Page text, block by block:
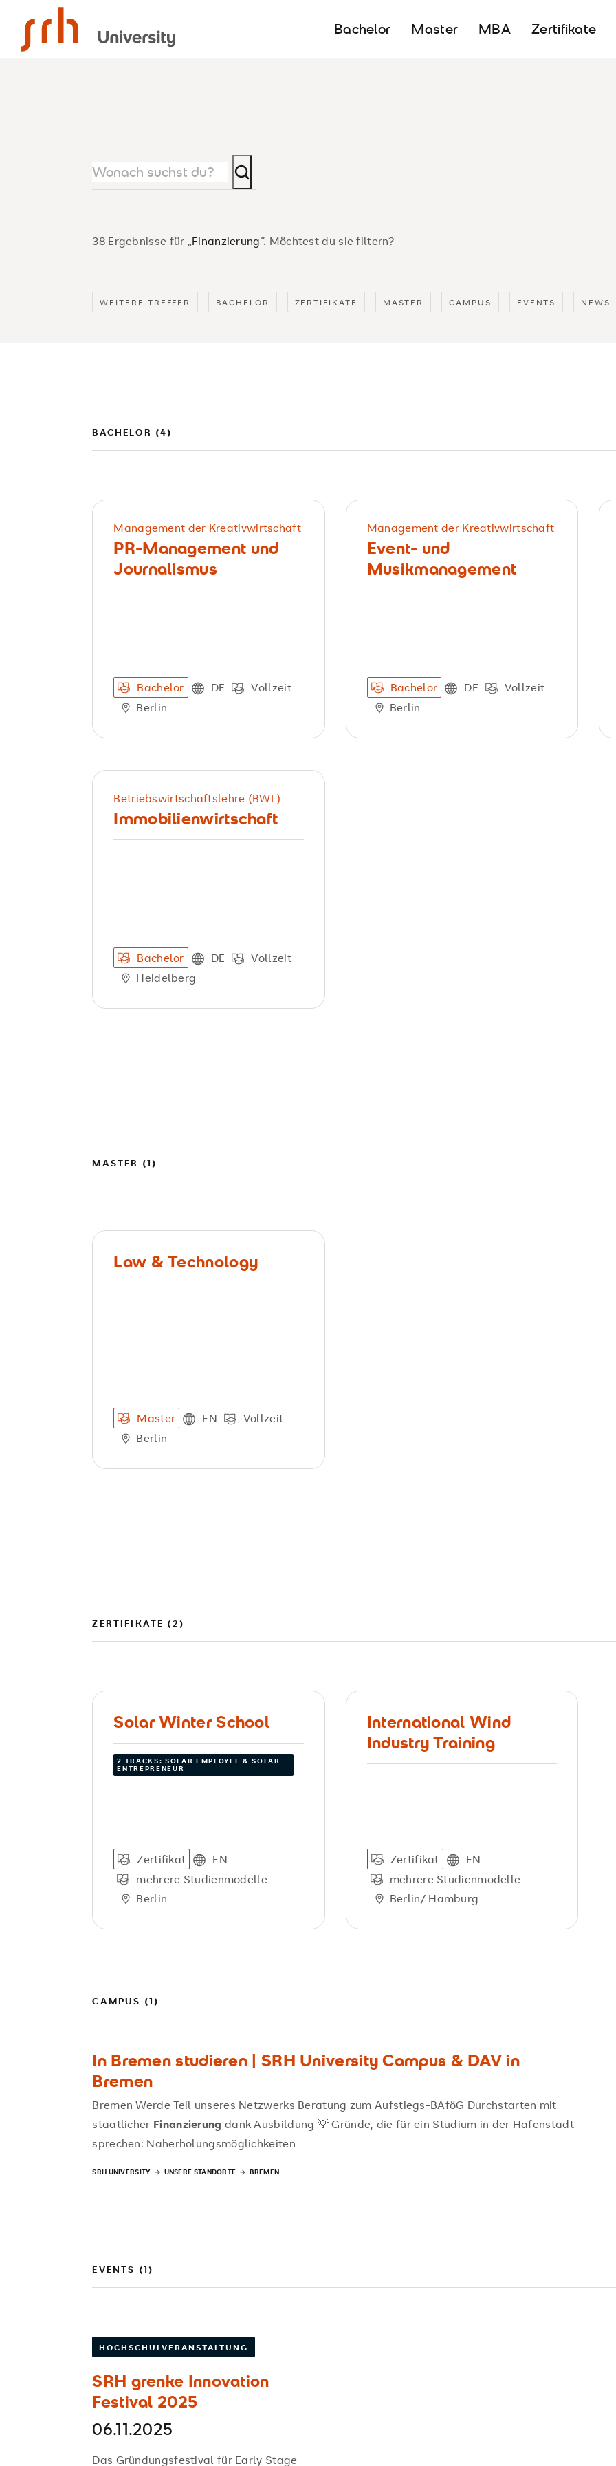
Bachelor Master MBA Zertifikate
38 Ergebnisse für „Finanzierung“. Möchtest du sie filtern?
WEITERE TREFFER BACHELOR ZERTIFIKATE MASTER CAMPUS EVENTS NEWS
BACHELOR (4)
Management der Kreativwirtschaft
PR-Management und
Journalismus
Bachelor DE
Vollzeit
Berlin
Management der Kreativwirtschaft
Event- und
Musikmanagement
Bachelor DE
Vollzeit
Berlin
Betriebswirtschaftslehre (BWL)
Immobilienwirtschaft
Bachelor DE
Vollzeit
Heidelberg
MASTER (1)
Law & Technology
Master EN
Vollzeit
Berlin
ZERTIFIKATE (2)
Solar Winter School
2 TRACKS: SOLAR EMPLOYEE & SOLAR
ENTREPRENEUR
Zertifikat
EN
mehrere Studienmodelle
Berlin
International Wind
Industry Training
Zertifikat
EN
mehrere Studienmodelle
Berlin
Hamburg
CAMPUS (1)
In Bremen studieren | SRH University Campus & DAV in
Bremen
Bremen Werde Teil unseres Netzwerks Beratung zum Aufstiegs-BAföG Durchstarten mit
staatlicher Finanzierung dank Ausbildung 💡 Gründe, die für ein Studium in der Hafenstadt
sprechen: Naherholungsmöglichkeiten
SRH UNIVERSITY UNSERE STANDORTE BREMEN
EVENTS (1)
HOCHSCHULVERANSTALTUNG
SRH grenke Innovation
Festival 2025
06.11.2025
Das Gründungsfestival für Early Stage